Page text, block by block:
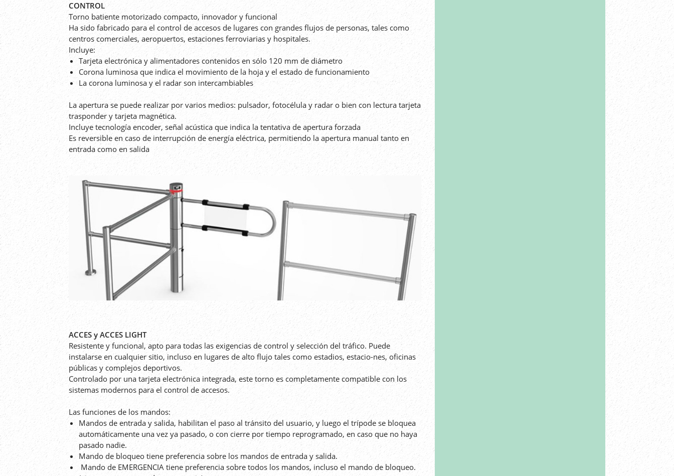
CONTROL
Torno batiente motorizado compacto, innovador y funcional
Ha sido fabricado para el control de accesos de lugares con grandes flujos de personas, tales como
centros comerciales, aeropuertos, estaciones ferroviarias y hospitales.
Incluye:
Tarjeta electrónica y alimentadores contenidos en sólo 120 mm de diámetro
Corona luminosa que indica el movimiento de la hoja y el estado de funcionamiento
La corona luminosa y el radar son intercambiables
La apertura se puede realizar por varios medios: pulsador, fotocélula y radar o bien con lectura tarjeta
trasponder y tarjeta magnética.
Incluye tecnología encoder, señal acústica que indica la tentativa de apertura forzada
Es reversible en caso de interrupción de energía eléctrica, permitiendo la apertura manual tanto en
entrada como en salida
ACCES y ACCES LIGHT
Resistente y funcional, apto para todas las exigencias de control y selección del tráfico. Puede
instalarse en cualquier sitio, incluso en lugares de alto flujo tales como estadios, estacio-nes, oficinas
públicas y complejos deportivos.
Controlado por una tarjeta electrónica integrada, este torno es completamente compatible con los
sistemas modernos para el control de accesos.
Las funciones de los mandos:
Mandos de entrada y salida, habilitan el paso al tránsito del usuario, y luego el trípode se bloquea
automáticamente una vez ya pasado, o con cierre por tiempo reprogramado, en caso que no haya
pasado nadie.
Mando de bloqueo tiene preferencia sobre los mandos de entrada y salida.
Mando de EMERGENCIA tiene preferencia sobre todos los mandos, incluso el mando de bloqueo.